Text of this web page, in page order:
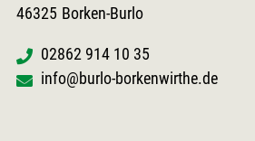
46325 Borken-Burlo
02862 914 10 35
info@burlo-borkenwirthe.de